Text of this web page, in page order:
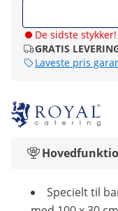
De sidste
GRATIS
Laveste pris
Specielt til